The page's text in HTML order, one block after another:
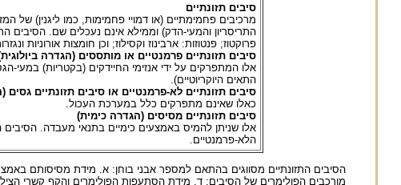
סיבים תזונתיים
מרכיבים פחמימתיים (או דמויי פחמימות, כמו ליגנין) של
התריסריון והמעי-הדק) וממילא אינם נעכלים שם. הסיבים
פרוקטוז; פנטוזות: ארבינוז וקסילוז; וכן חומצות אורוניות
סיבים תזונתיים פרמנטיים או מותססים (הגדרה
אלו המתפרקים על ידי אנזימי החיידקים (בקטריות) במעי-
התאים היוקריוטיים).
סיבים תזונתיים לא-פרמנטיים או סיבים תזונתיים גסים
כאלו שאינם מתפרקים כלל במערכת העכול.
סיבים תזונתיים מסיסים (הגדרה כימית)
אלו שניתן להמיס באמצעים כימיים בתנאי מעבדה.
הלא-פרמנטיים.
מורכבים הפולימרים של הסיבים; ד. מידת הסתעפות הפולימרים והקף קשרי